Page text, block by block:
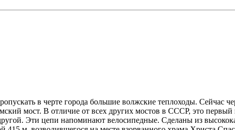
в черте города большие волжские теплоходы. Сейчас
мост. В отличие от всех других мостов в СССР, это
Эти цепи напоминают велосипедные. Сделаны из